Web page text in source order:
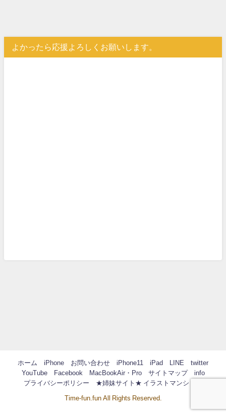
よかったら応援よろしくお願いします。
ホーム iPhone お問い合わせ iPhone11 iPad LINE
twitter
YouTube
Facebook MacBookAir・Pro サイトマップ
info
プライバシーポリシー
★姉妹サイト★ イラストマンション
Time-fun.fun All Rights Reserved.